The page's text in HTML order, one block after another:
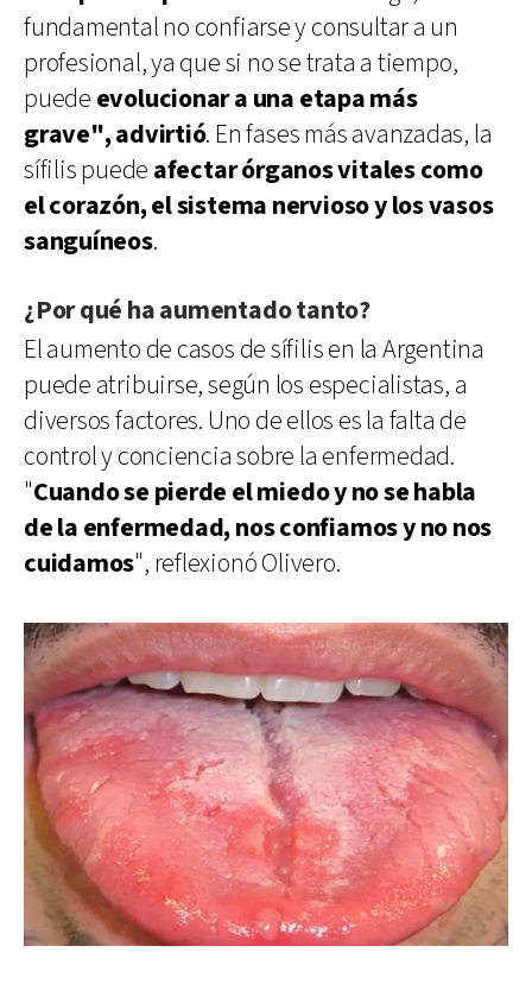
fundamental no confiarse y consultar a un
profesional, ya que si no se trata a tiempo,
puede evolucionar a una etapa más
grave", advirtió. En fases más avanzadas, la
sífilis puede afectar órganos vitales como
el corazón, el sistema nervioso y los vasos
sanguíneos.
¿Por qué ha aumentado tanto?
El aumento de casos de sífilis en la Argentina
puede atribuirse, según los especialistas, a
diversos factores. Uno de ellos es la falta de
control y conciencia sobre la enfermedad.
"Cuando se pierde el miedo y no se habla
de la enfermedad, nos confiamos y no nos
cuidamos", reflexionó Olivero.